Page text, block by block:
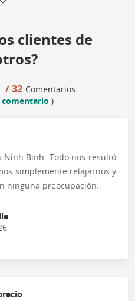
clientes de
/ 32 Comentarios
comentario )
Ninh Binh. Todo nos resultó
simplemente relajarnos y
ninguna preocupación.